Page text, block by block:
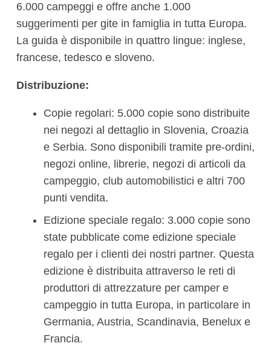
6.000 campeggi e offre anche 1.000
suggerimenti per gite in famiglia in tutta Europa.
La guida è disponibile in quattro lingue: inglese,
francese, tedesco e sloveno.
Distribuzione:
Copie regolari: 5.000 copie sono distribuite
nei negozi al dettaglio in Slovenia, Croazia
e Serbia. Sono disponibili tramite pre-ordini,
negozi online, librerie, negozi di articoli da
campeggio, club automobilistici e altri 700
punti vendita.
Edizione speciale regalo: 3.000 copie sono
state pubblicate come edizione speciale
regalo per i clienti dei nostri partner. Questa
edizione è distribuita attraverso le reti di
produttori di attrezzature per camper e
campeggio in tutta Europa, in particolare in
Germania, Austria, Scandinavia, Benelux e
Francia.